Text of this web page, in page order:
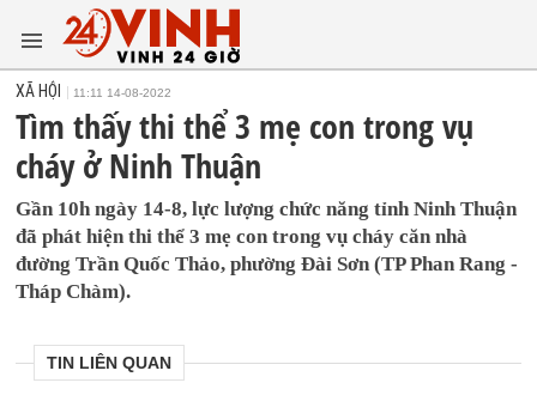
XÃ HỘI 11:11 14-08-2022
Tìm thấy thi thể 3 mẹ con trong vụ
cháy ở Ninh Thuận
Gần 10h ngày 14-8, lực lượng chức năng tỉnh Ninh Thuận
đã phát hiện thi thể 3 mẹ con trong vụ cháy căn nhà
đường Trần Quốc Thảo, phường Đài Sơn (TP Phan Rang -
Tháp Chàm).
TIN LIÊN QUAN